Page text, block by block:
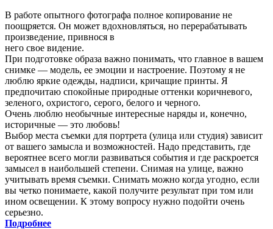
В работе опытного фотографа полное копирование не
поощряется. Он может вдохновляться, но перерабатывать
произведение, привнося в
него свое видение.
При подготовке образа важно понимать, что главное в вашем
снимке — модель, ее эмоции и настроение. Поэтому я не
люблю яркие одежды, надписи, кричащие принты. Я
предпочитаю спокойные природные оттенки коричневого,
зеленого, охристого, серого, белого и черного.
Очень люблю необычные интересные наряды и, конечно,
историчные — это любовь!
Выбор места съемки для портрета (улица или студия) зависит
от вашего замысла и возможностей. Надо представить, где
вероятнее всего могли развиваться события и где раскроется
замысел в наибольшей степени. Снимая на улице, важно
учитывать время съемки. Снимать можно когда угодно, если
вы четко понимаете, какой получите результат при том или
ином освещении. К этому вопросу нужно подойти очень
серьезно.
Подробнее